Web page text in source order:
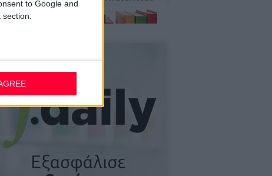
to Google and